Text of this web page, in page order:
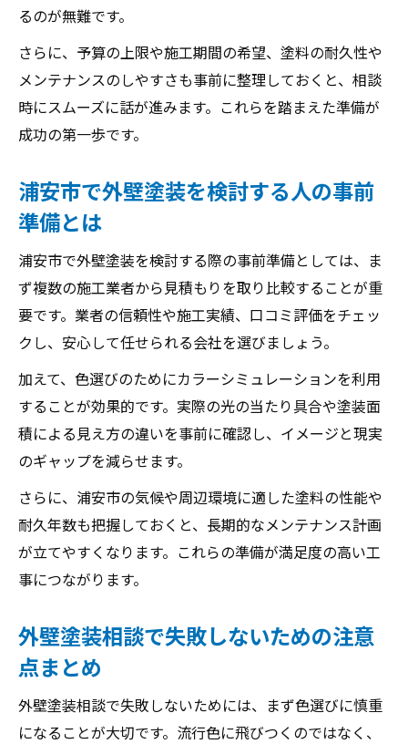
景観に合った外壁塗装色選びのコツを紹介
外壁塗装の色選びで後悔しないための事例
集
外壁塗装の色決定で役立つシミュレーショ
ン活用法
外壁塗装の一般的な相場とその内訳を解説
外壁塗装の費用が変動する主な要因とは
外壁塗装の見積もり比較で妥当性を判断す
る方法
外壁塗装の費用に含まれる項目と注意点
外壁塗装の安すぎる見積もりのリスクを知
る
後悔しない外壁塗装相談の極意
外壁塗装相談で満足度を高めるポイント
外壁塗装の相談は複数社を比較することが
重要
外壁塗装の相談時に確認すべきチェックリ
スト
外壁塗装の相談でよくある後悔と対策方法
監修者：鈴木 翔悟
るのが無難です。
さらに、予算の上限や施工期間の希望、塗料の耐久性や
メンテナンスのしやすさも事前に整理しておくと、相談
時にスムーズに話が進みます。これらを踏まえた準備が
成功の第一歩です。
浦安市で外壁塗装を検討する人の事前
準備とは
浦安市で外壁塗装を検討する際の事前準備としては、ま
ず複数の施工業者から見積もりを取り比較することが重
要です。業者の信頼性や施工実績、口コミ評価をチェッ
クし、安心して任せられる会社を選びましょう。
加えて、色選びのためにカラーシミュレーションを利用
することが効果的です。実際の光の当たり具合や塗装面
積による見え方の違いを事前に確認し、イメージと現実
のギャップを減らせます。
さらに、浦安市の気候や周辺環境に適した塗料の性能や
耐久年数も把握しておくと、長期的なメンテナンス計画
が立てやすくなります。これらの準備が満足度の高い工
事につながります。
外壁塗装相談で失敗しないための注意
点まとめ
外壁塗装相談で失敗しないためには、まず色選びに慎重
になることが大切です。流行色に飛びつくのではなく、